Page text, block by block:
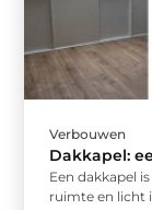
Verbouwen
Dakkapel:
Een dakkapel
ruimte en licht